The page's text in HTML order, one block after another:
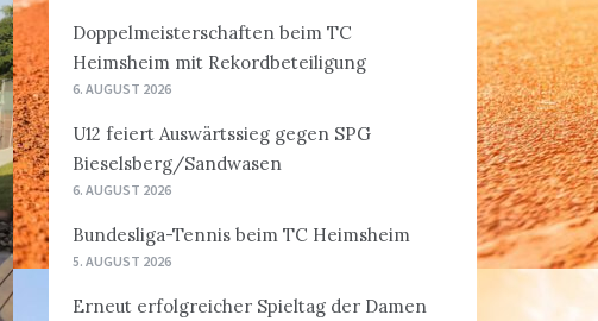
Doppelmeisterschaften beim TC
Heimsheim mit Rekordbeteiligung
6. AUGUST 2026
U12 feiert Auswärtssieg gegen SPG
Bieselsberg/Sandwasen
6. AUGUST 2026
Bundesliga-Tennis beim TC Heimsheim
5. AUGUST 2026
Erneut erfolgreicher Spieltag der Damen